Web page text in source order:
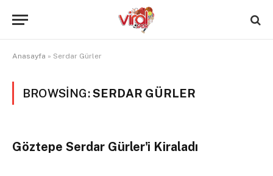
Anasayfa » Serdar Gürler
BROWSING:SERDAR GÜRLER
Göztepe Serdar Gürler'i Kiraladı